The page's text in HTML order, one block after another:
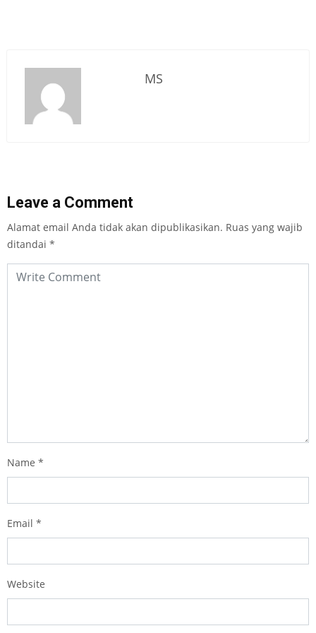
MS
Leave a Comment
Alamat email Anda tidak akan dipublikasikan. Ruas yang wajib
ditandai *
Name *
Email *
Website